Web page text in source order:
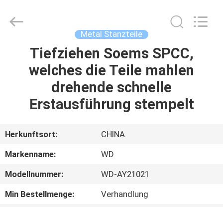
HEIM
PRODUKTE
UNS
QUALITÄTSKONTROLLE
CO.,LTD.
Metal Stanzteile
Tiefziehen Soems SPCC,
welches die Teile mahlen
drehende schnelle
Erstausführung stempelt
Herkunftsort:
CHINA
Markenname:
WD
Modellnummer:
WD-AY21021
Min Bestellmenge:
Verhandlung